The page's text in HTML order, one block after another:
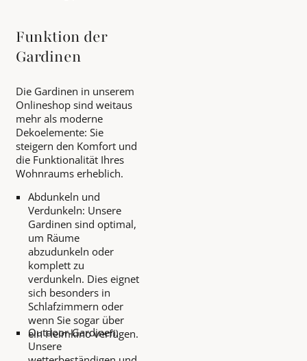
Funktion der
Gardinen
Die Gardinen in unserem
Onlineshop sind weitaus
mehr als moderne
Dekoelemente: Sie
steigern den Komfort und
die Funktionalität Ihres
Wohnraums erheblich.
Abdunkeln und
Verdunkeln: Unsere
Gardinen sind optimal,
um Räume
abzudunkeln oder
komplett zu
verdunkeln. Dies eignet
sich besonders in
Schlafzimmern oder
wenn Sie sogar über
ein Heimkino verfügen.
Outdoor-Gardinen:
Unsere